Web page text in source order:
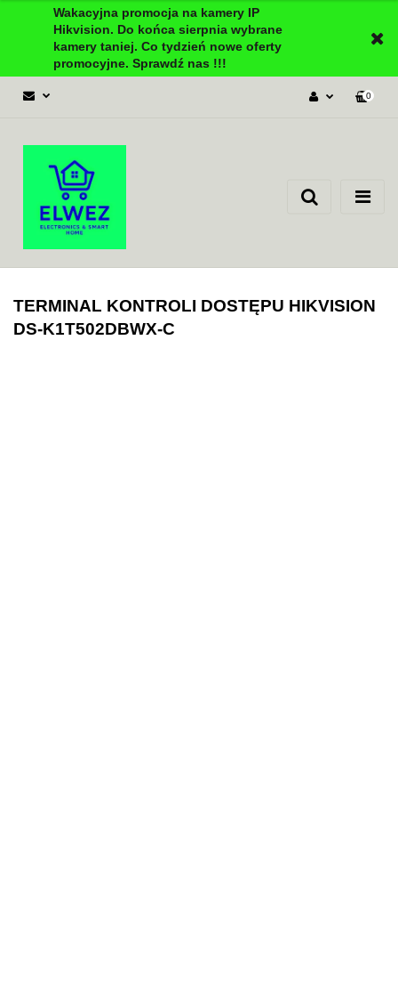
Wakacyjna promocja na kamery IP
Hikvision. Do końca sierpnia wybrane
kamery taniej. Co tydzień nowe oferty
promocyjne. Sprawdź nas !!!
Zgody cookies
0
TERMINAL KONTROLI DOSTĘPU HIKVISION
DS-K1T502DBWX-C